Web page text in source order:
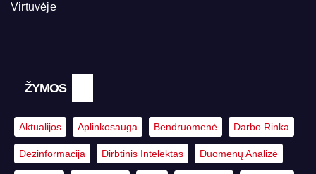
Virtuvėje
ŽYMOS
Aktualijos Aplinkosauga Bendruomenė Darbo Rinka
Dezinformacija Dirbtinis Intelektas Duomenų Analizė